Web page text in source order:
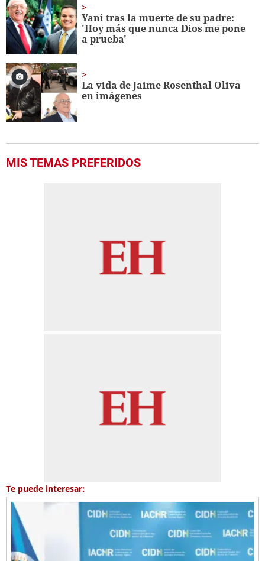
Yani tras la muerte de su padre:
'Hoy más que nunca Dios me pone
a prueba'
La vida de Jaime Rosenthal Oliva
en imágenes
MIS TEMAS PREFERIDOS
Te puede interesar: